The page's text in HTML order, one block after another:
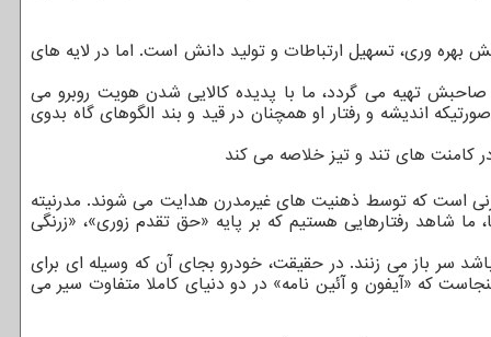
بهره وری، تسهیل ارتباطات و تولید دانش است. اما در لایه های
تهیه می گردد، ما با پدیده کالایی شدن هویت روبرو می
اندیشه و رفتار او همچنان در قید و بند الگوهای گاه بدوی
کامنت های تند و تیز خلاصه می کند
است که توسط ذهنیت های غیرمدرن هدایت می شوند. مدرنیته
شاهد رفتارهایی هستیم که بر پایه «حق تقدم زوری»، «زرنگی
سر باز می زنند. در حقیقت، خودرو بجای آن که وسیله ای برای
که «آیفون و آئین نامه» در دو دنیای کاملا متفاوت سیر می